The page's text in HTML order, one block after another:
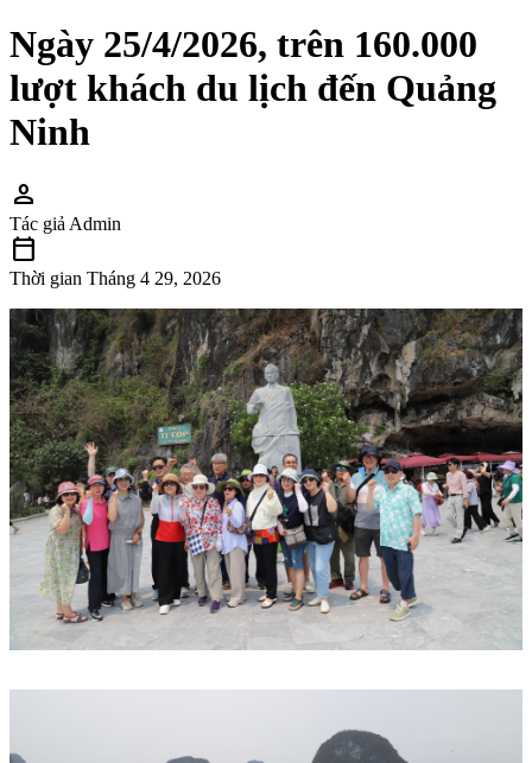
Ngày 25/4/2026, trên 160.000
lượt khách du lịch đến Quảng
Ninh
person
Tác giả Admin
calendar_today
Thời gian Tháng 4 29, 2026